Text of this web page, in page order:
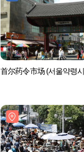
首尔药令市场 (서울약령